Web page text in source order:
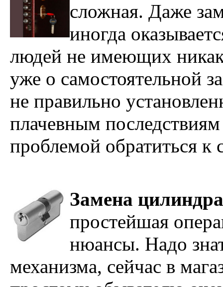
сложная. Даже
иногда
людей не имеющих
уже о самостоятельной
не правильно
плачевным
проблемой обратиться к
Замена
простейшая
нюансы. Надо
механизма, сейчас в